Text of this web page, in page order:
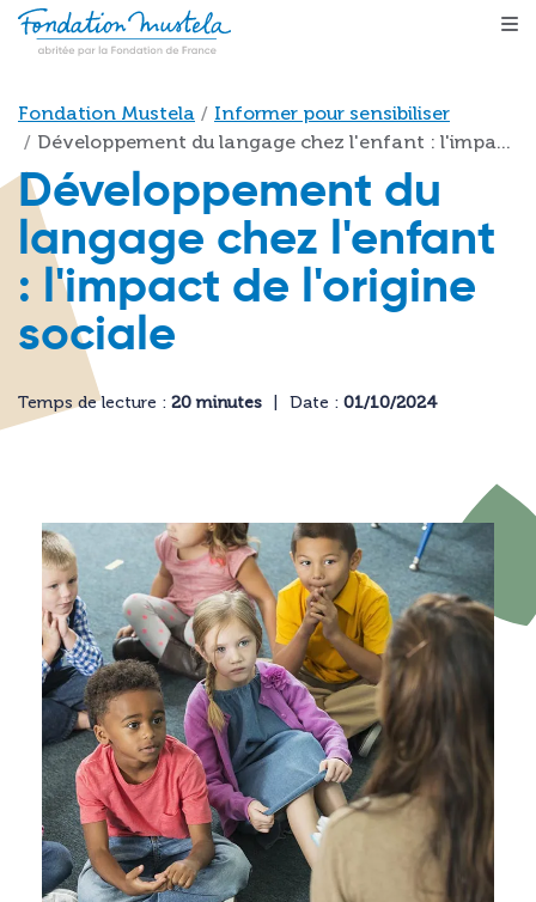
Aller au contenu principal
Fil d'Ariane
Fondation Mustela
Informer pour sensibiliser
Développement du langage chez l'enfant : l'impa...
Développement du
langage chez l'enfant
: l'impact de l'origine
sociale
Temps de lecture : 20 minutes Date : 01/10/2024
Image